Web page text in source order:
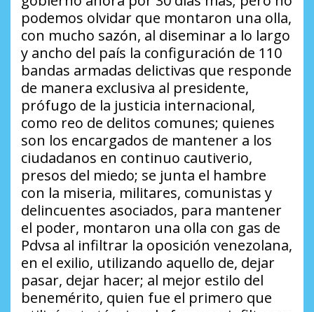
podemos olvidar que montaron una olla,
con mucho sazón, al diseminar a lo largo
y ancho del país la configuración de 110
bandas armadas delictivas que responde
de manera exclusiva al presidente,
prófugo de la justicia internacional,
como reo de delitos comunes; quienes
son los encargados de mantener a los
ciudadanos en continuo cautiverio,
presos del miedo; se junta el hambre
con la miseria, militares, comunistas y
delincuentes asociados, para mantener
el poder, montaron una olla con gas de
Pdvsa al infiltrar la oposición venezolana,
en el exilio, utilizando aquello de, dejar
pasar, dejar hacer; al mejor estilo del
benemérito, quien fue el primero que